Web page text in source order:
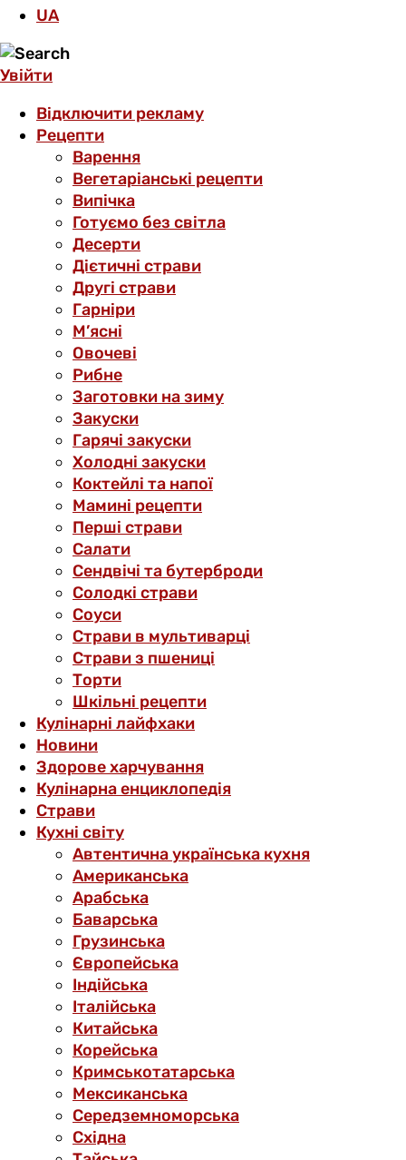
UA
Увійти
Відключити рекламу
Рецепти
Варення
Вегетаріанські рецепти
Випічка
Готуємо без світла
Десерти
Дієтичні страви
Другі страви
Гарніри
М’ясні
Овочеві
Рибне
Заготовки на зиму
Закуски
Гарячі закуски
Холодні закуски
Коктейлі та напої
Мамині рецепти
Перші страви
Салати
Сендвічі та бутерброди
Солодкі страви
Соуси
Страви в мультиварці
Страви з пшениці
Торти
Шкільні рецепти
Кулінарні лайфхаки
Новини
Здорове харчування
Кулінарна енциклопедія
Страви
Кухні світу
Автентична українська кухня
Американська
Арабська
Баварська
Грузинська
Європейська
Індійська
Італійська
Китайська
Корейська
Кримськотатарська
Мексиканська
Середземноморська
Східна